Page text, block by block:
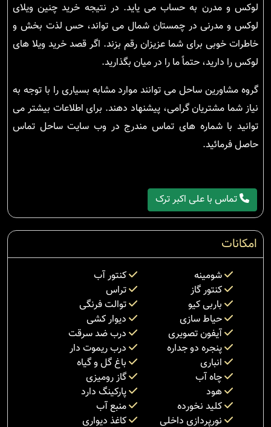
لوکس و مدرن به حساب می یاید. در نتیجه خرید چنین ویلای
لوکس و مدرنی در چمستان شمال می تواند، حس لذت بخش و
خاطرات خوبی برای شما عزیزان رقم بزند. اگر قصد خرید ویلا های
لوکس را دارید، حتماً ما را در میان بگذارید.
گروه مشاورین ساحل می توانند موارد مشابه بسیاری را با توجه به
نیاز شما مشتریان گرامی، پیشنهاد دهند. برای اطلاعات بیشتر می
توانید با شماره های تماس مندرج در وب سایت ساحل تماس
حاصل فرمائید.
تماس با علی اکبر ترک
امکانات
شومینه
کنتور آب
کنتور گاز
تراس
باربی کیو
توالت فرنگی
حیاط سازی
دیوار کشی
آیفون تصویری
درب ضد سرقت
پنجره دو جداره
درب ریموت دار
انباری
باغ گل و گیاه
چاه آب
گاز رومیزی
هود
پارکینگ دارد
کلید نخورده
منبع آب
نورپردازی داخلی
کاغذ دیواری